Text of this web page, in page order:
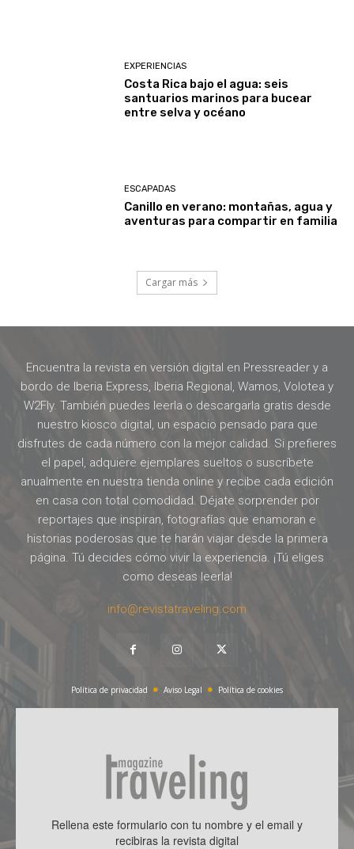
EXPERIENCIAS
Costa Rica bajo el agua: seis
santuarios marinos para bucear
entre selva y océano
ESCAPADAS
Canillo en verano: montañas, agua y
aventuras para compartir en familia
Cargar más
Encuentra la revista en versión digital en Pressreader y a
bordo de Iberia Express, Iberia Regional, Wamos, Volotea y
W2Fly. También puedes leerla o descargarla gratis desde
nuestro kiosco digital, un espacio pensado para que
disfrutes de cada número con la mejor calidad. Si prefieres
el papel, adquiere ejemplares sueltos o suscríbete
anualmente en nuestra tienda online y recibe cada edición
en casa con total comodidad. Déjate sorprender por
reportajes que inspiran, fotografías que enamoran e
historias poderosas que te harán viajar desde la primera
página. Tú decides cómo vivir la experiencia. ¡Tú eliges
como deseas leerla!
info@revistatraveling.com
Política de privacidad Aviso Legal Política de cookies